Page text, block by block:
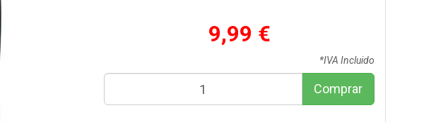
9,99 €
*IVA Incluido
Comprar